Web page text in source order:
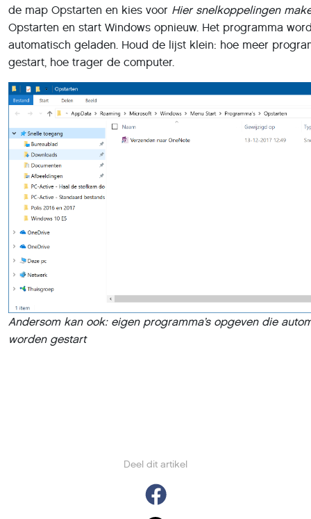
Deel dit artikel
de map Opstarten en kies voor Hier snelkoppelingen
Opstarten en start Windows opnieuw. Het programma
automatisch geladen. Houd de lijst klein: hoe meer
gestart, hoe trager de computer.
Andersom kan ook: eigen programma’s opgeven die
worden gestart